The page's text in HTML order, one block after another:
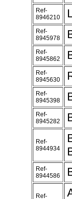
Ref-
8946210
Ref-
8945978
Ref-
8945862
Ref-
8945630
Ref-
8945398
Ref-
8945282
Ref-
8944934
Ref-
8944586
Ref-